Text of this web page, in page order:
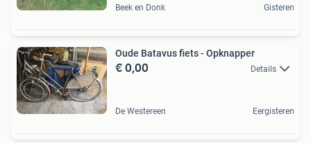
Beek en Donk Gisteren
Oude Batavus fiets - Opknapper
€ 0,00 Details
De Westereen Eergisteren